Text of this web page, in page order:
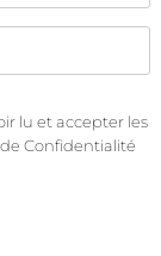
lu et accepter les
Confidentialité